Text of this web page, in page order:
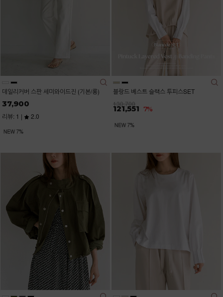
데일리커버 스판 세미와이드진 (기본/롱)
37,900
리뷰: 1 | 2.0
블랑드 베스트 슬랙스 투피스SET
130,700
121,551 7%